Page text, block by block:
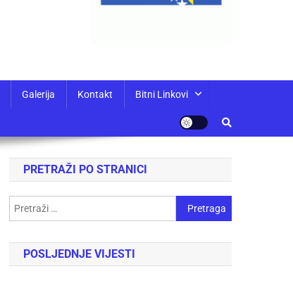
Galerija Kontakt Bitni Linkovi
PRETRAŽI PO STRANICI
POSLJEDNJE VIJESTI